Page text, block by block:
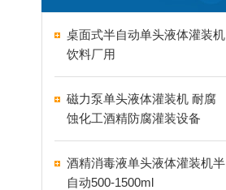
桌面式半自动单头液体灌装机
饮料厂用
磁力泵单头液体灌装机 耐腐
蚀化工酒精防腐灌装设备
酒精消毒液单头液体灌装机半
自动500-1500ml